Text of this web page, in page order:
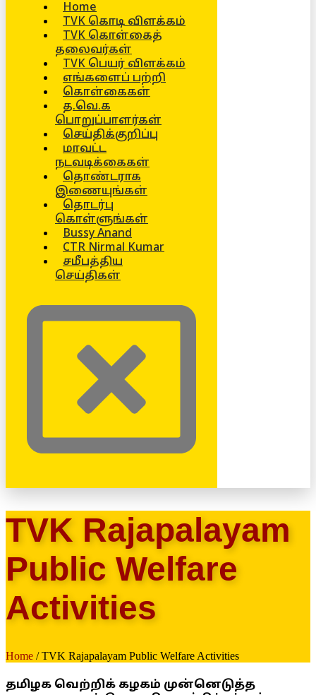
Home
TVK கொடி விளக்கம்
TVK கொள்கைத்
தலைவர்கள்
TVK பெயர் விளக்கம்
எங்களைப் பற்றி
கொள்கைகள்
த.வெ.க
பொறுப்பாளர்கள்
செய்திக்குறிப்பு
மாவட்ட
நடவடிக்கைகள்
தொண்டராக
இணையுங்கள்
தொடர்பு
கொள்ளுங்கள்
Bussy Anand
CTR Nirmal Kumar
சமீபத்திய
செய்திகள்
TVK Rajapalayam
Public Welfare
Activities
Home / TVK Rajapalayam Public Welfare Activities
தமிழக வெற்றிக் கழகம் முன்னெடுத்த